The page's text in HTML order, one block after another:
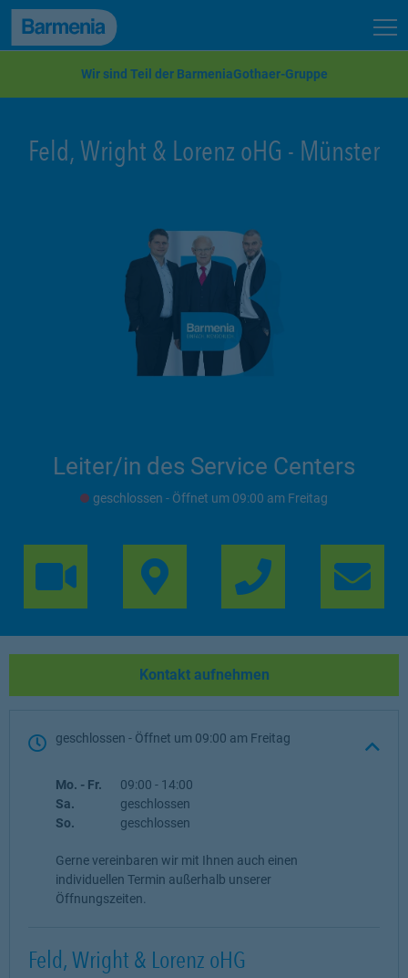
zum Seiteninhalt
Back to top
Wir sind Teil der BarmeniaGothaer-Gruppe
Feld, Wright & Lorenz oHG - Münster
Leiter/in des Service Centers
geschlossen - Öffnet um 09:00 Freitag
Link Opens in
Kontakt aufnehmen
geschlossen - Öffnet um 09:00 Freitag
Wochentag Öffnungszeiten
Mo. - Fr. 09:00 - 14:00
Sa.
geschlossen
So.
geschlossen
Gerne vereinbaren wir mit Ihnen auch einen
individuellen Termin außerhalb unserer
Öffnungszeiten.
Feld, Wright & Lorenz oHG